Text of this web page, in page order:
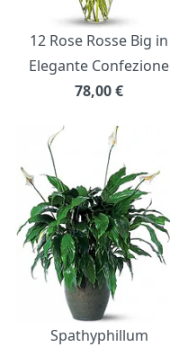
12 Rose Rosse Big in
Elegante Confezione
78,00€
Spathyphillum